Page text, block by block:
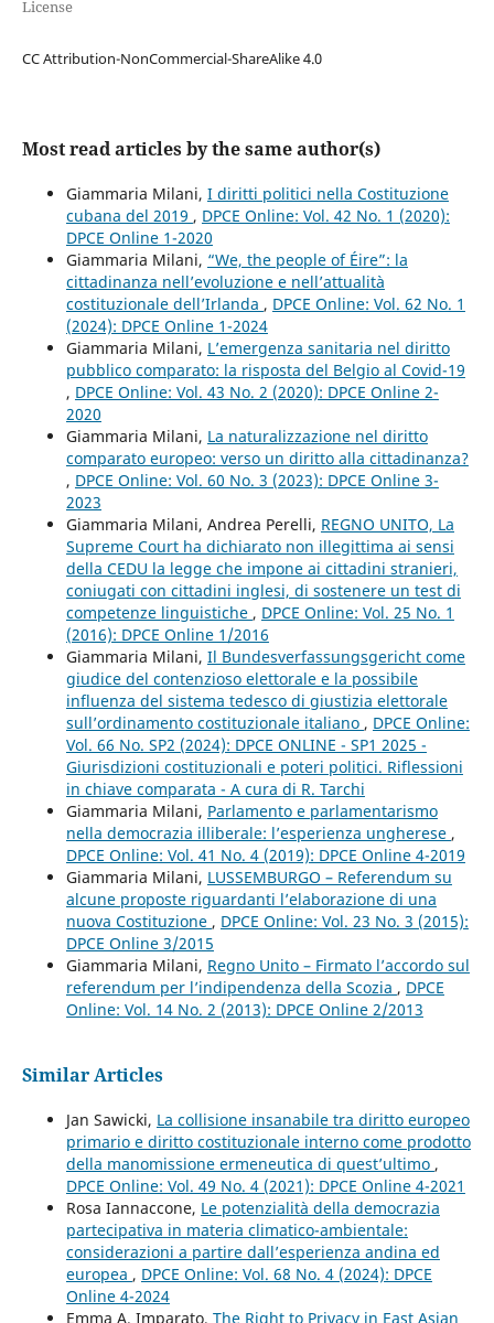
License
CC Attribution-NonCommercial-ShareAlike 4.0
Most read articles by the same author(s)
Giammaria Milani, I diritti politici nella Costituzione
cubana del 2019 , DPCE Online: Vol. 42 No. 1 (2020):
DPCE Online 1-2020
Giammaria Milani, “We, the people of Éire”: la
cittadinanza nell’evoluzione e nell’attualità
costituzionale dell’Irlanda , DPCE Online: Vol. 62 No. 1
(2024): DPCE Online 1-2024
Giammaria Milani, L’emergenza sanitaria nel diritto
pubblico comparato: la risposta del Belgio al Covid-19
, DPCE Online: Vol. 43 No. 2 (2020): DPCE Online 2-
2020
Giammaria Milani, La naturalizzazione nel diritto
comparato europeo: verso un diritto alla cittadinanza?
, DPCE Online: Vol. 60 No. 3 (2023): DPCE Online 3-
2023
Giammaria Milani, Andrea Perelli, REGNO UNITO, La
Supreme Court ha dichiarato non illegittima ai sensi
della CEDU la legge che impone ai cittadini stranieri,
coniugati con cittadini inglesi, di sostenere un test di
competenze linguistiche , DPCE Online: Vol. 25 No. 1
(2016): DPCE Online 1/2016
Giammaria Milani, Il Bundesverfassungsgericht come
giudice del contenzioso elettorale e la possibile
influenza del sistema tedesco di giustizia elettorale
sull’ordinamento costituzionale italiano , DPCE Online:
Vol. 66 No. SP2 (2024): DPCE ONLINE - SP1 2025 -
Giurisdizioni costituzionali e poteri politici. Riflessioni
in chiave comparata - A cura di R. Tarchi
Giammaria Milani, Parlamento e parlamentarismo
nella democrazia illiberale: l’esperienza ungherese ,
DPCE Online: Vol. 41 No. 4 (2019): DPCE Online 4-2019
Giammaria Milani, LUSSEMBURGO – Referendum su
alcune proposte riguardanti l’elaborazione di una
nuova Costituzione , DPCE Online: Vol. 23 No. 3 (2015):
DPCE Online 3/2015
Giammaria Milani, Regno Unito – Firmato l’accordo sul
referendum per l’indipendenza della Scozia , DPCE
Online: Vol. 14 No. 2 (2013): DPCE Online 2/2013
Similar Articles
Jan Sawicki, La collisione insanabile tra diritto europeo
primario e diritto costituzionale interno come prodotto
della manomissione ermeneutica di quest’ultimo ,
DPCE Online: Vol. 49 No. 4 (2021): DPCE Online 4-2021
Rosa Iannaccone, Le potenzialità della democrazia
partecipativa in materia climatico-ambientale:
considerazioni a partire dall’esperienza andina ed
europea , DPCE Online: Vol. 68 No. 4 (2024): DPCE
Online 4-2024
Emma A. Imparato, The Right to Privacy in East Asian